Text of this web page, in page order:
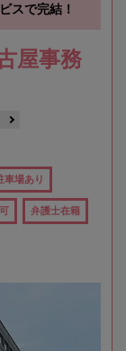
スで完結！
屋事務
車場あり
弁護士在籍